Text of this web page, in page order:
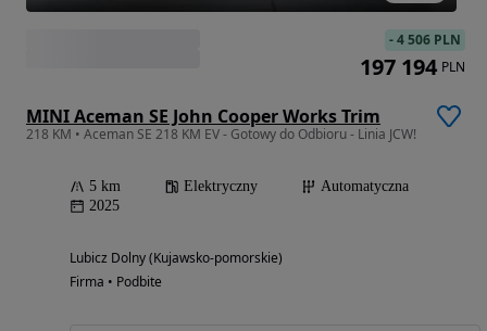
MINI Aceman SE John Cooper Works Trim
218 KM • Aceman SE 218 KM EV - Gotowy do Odbioru - Linia JCW!
5 km Elektryczny
Automatyczna
2025
Lubicz Dolny (Kujawsko-pomorskie)
Firma • Podbite
-4 506 PLN
197 194 PLN